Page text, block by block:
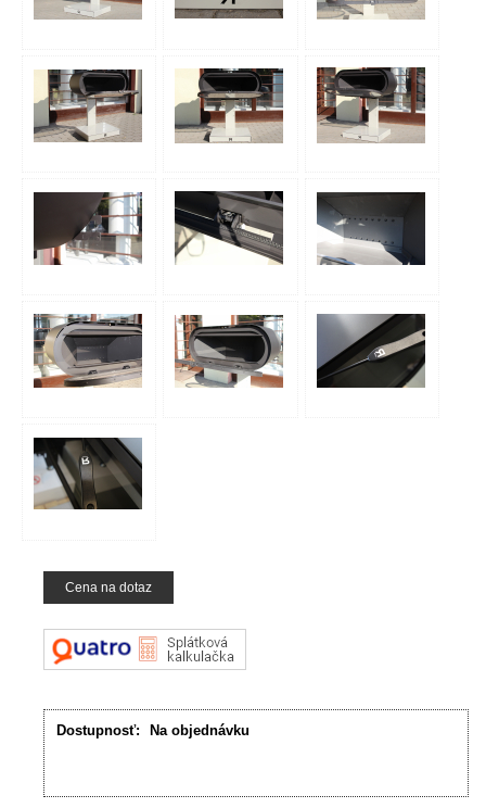
Cena na dotaz
Dostupnosť: Na objednávku